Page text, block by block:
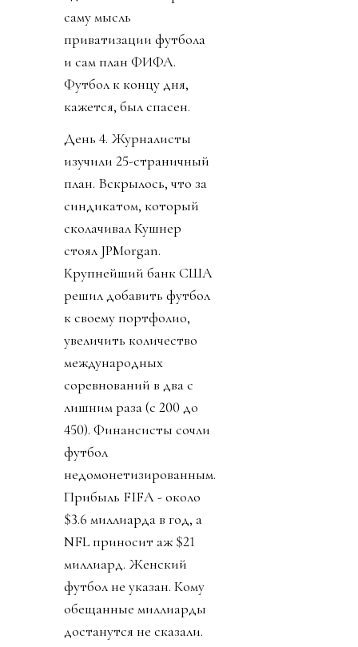
саму мысль
приватизации футбола
и сам план ФИФА.
Футбол к концу дня,
кажется, был спасен.
День 4. Журналисты
изучили 25-страничный
план. Вскрылось, что за
синдикатом, который
сколачивал Кушнер
стоял JPMorgan.
Крупнейший банк США
решил добавить футбол
к своему портфолио,
увеличить количество
международных
соревнований в два с
лишним раза (с 200 до
450). Финансисты сочли
футбол
недомонетизированным.
Прибыль FIFA - около
$3.6 миллиарда в год, а
NFL приносит аж $21
миллиард. Женский
футбол не указан. Кому
обещанные миллиарды
достанутся не сказали.